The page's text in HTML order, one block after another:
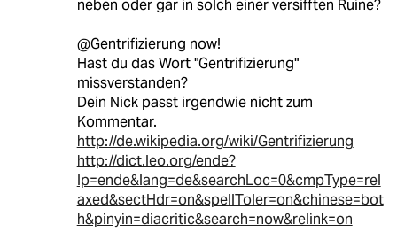
neben oder gar in solch einer versifften Ruine?
@Gentrifizierung now!
Hast du das Wort "Gentrifizierung"
missverstanden?
Dein Nick passt irgendwie nicht zum
Kommentar.
http://de.wikipedia.org/wiki/Gentrifizierung
http://dict.leo.org/ende?
lp=ende&lang=de&searchLoc=0&cmpType=rel
axed&sectHdr=on&spellToler=on&chinese=bot
h&pinyin=diacritic&search=now&relink=on